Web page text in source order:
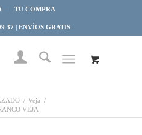
TU COMPRA
37 | ENVÍOS GRATIS
/ Veja /
VEJA